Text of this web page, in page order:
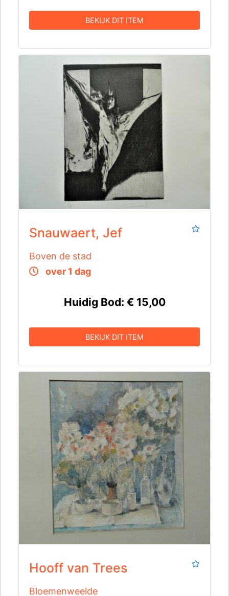
BEKIJK DIT ITEM
Snauwaert, Jef
Boven de stad
over 1 dag
Huidig Bod: € 15,00
BEKIJK DIT ITEM
Hooff van Trees
Bloemenweelde